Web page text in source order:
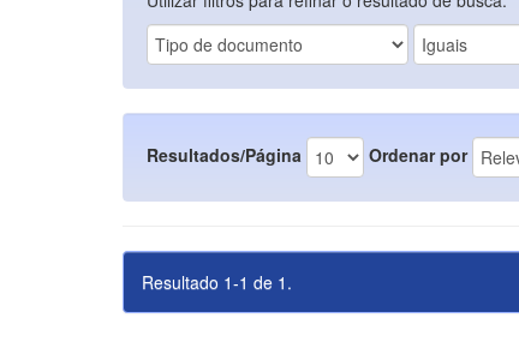
Resultados/Página Ordenar por
Resultado 1-1 de 1.